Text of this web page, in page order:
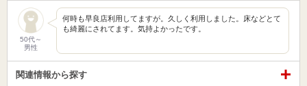
50代～
男性
何時も早良店利用してますが。久しく利用しました。床などとて
も綺麗にされてます。気持よかったです。
関連情報から探す